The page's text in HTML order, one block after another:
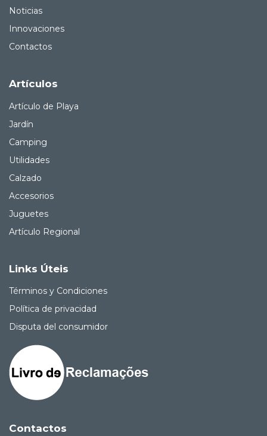
Noticias
Innovaciones
Contactos
Artículos
Artículo de Playa
Jardín
Camping
Utilidades
Calzado
Accesorios
Juguetes
Artículo Regional
Links Úteis
Términos y Condiciones
Política de privacidad
Disputa del consumidor
Contactos